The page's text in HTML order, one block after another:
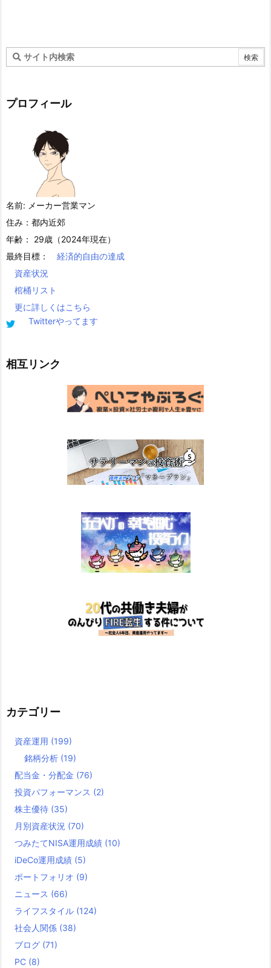
プロフィール
名前: メーカー営業マン
住み：都内近郊
年齢： 29歳（2024年現在）
最終目標：
経済的自由の達成
資産状況
棺桶リスト
更に詳しくはこちら
Twitterやってます
相互リンク
カテゴリー
資産運用 (199)
銘柄分析 (19)
配当金・分配金 (76)
投資パフォーマンス (2)
株主優待 (35)
月別資産状況 (70)
つみたてNISA運用成績 (10)
iDeCo運用成績 (5)
ポートフォリオ (9)
ニュース (66)
ライフスタイル (124)
社会人関係 (38)
ブログ (71)
PC (8)